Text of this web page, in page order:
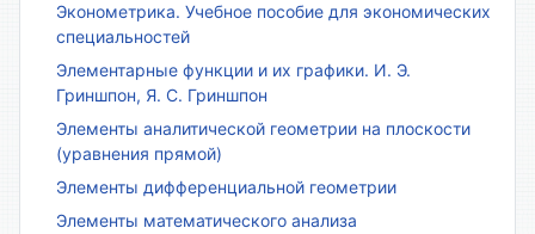
Эконометрика. Учебное пособие для экономических
специальностей
Элементарные функции и их графики. И. Э.
Гриншпон, Я. С. Гриншпон
Элементы аналитической геометрии на плоскости
(уравнения прямой)
Элементы дифференциальной геометрии
Элементы математического анализа